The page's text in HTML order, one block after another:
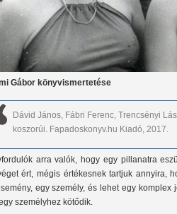
Gábor könyvismertetése
Dávid János, Fábri Ferenc, Trencsényi
koszorúi. Fapadoskonyv.hu Kiadó, 2017.
arra valók, hogy egy pillanatra
ért, mégis értékesnek tartjuk annyira,
egy személy, és lehet egy komplex
személyhez kötődik.